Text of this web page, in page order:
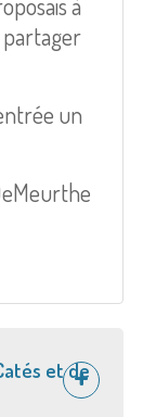
partager
un
et de